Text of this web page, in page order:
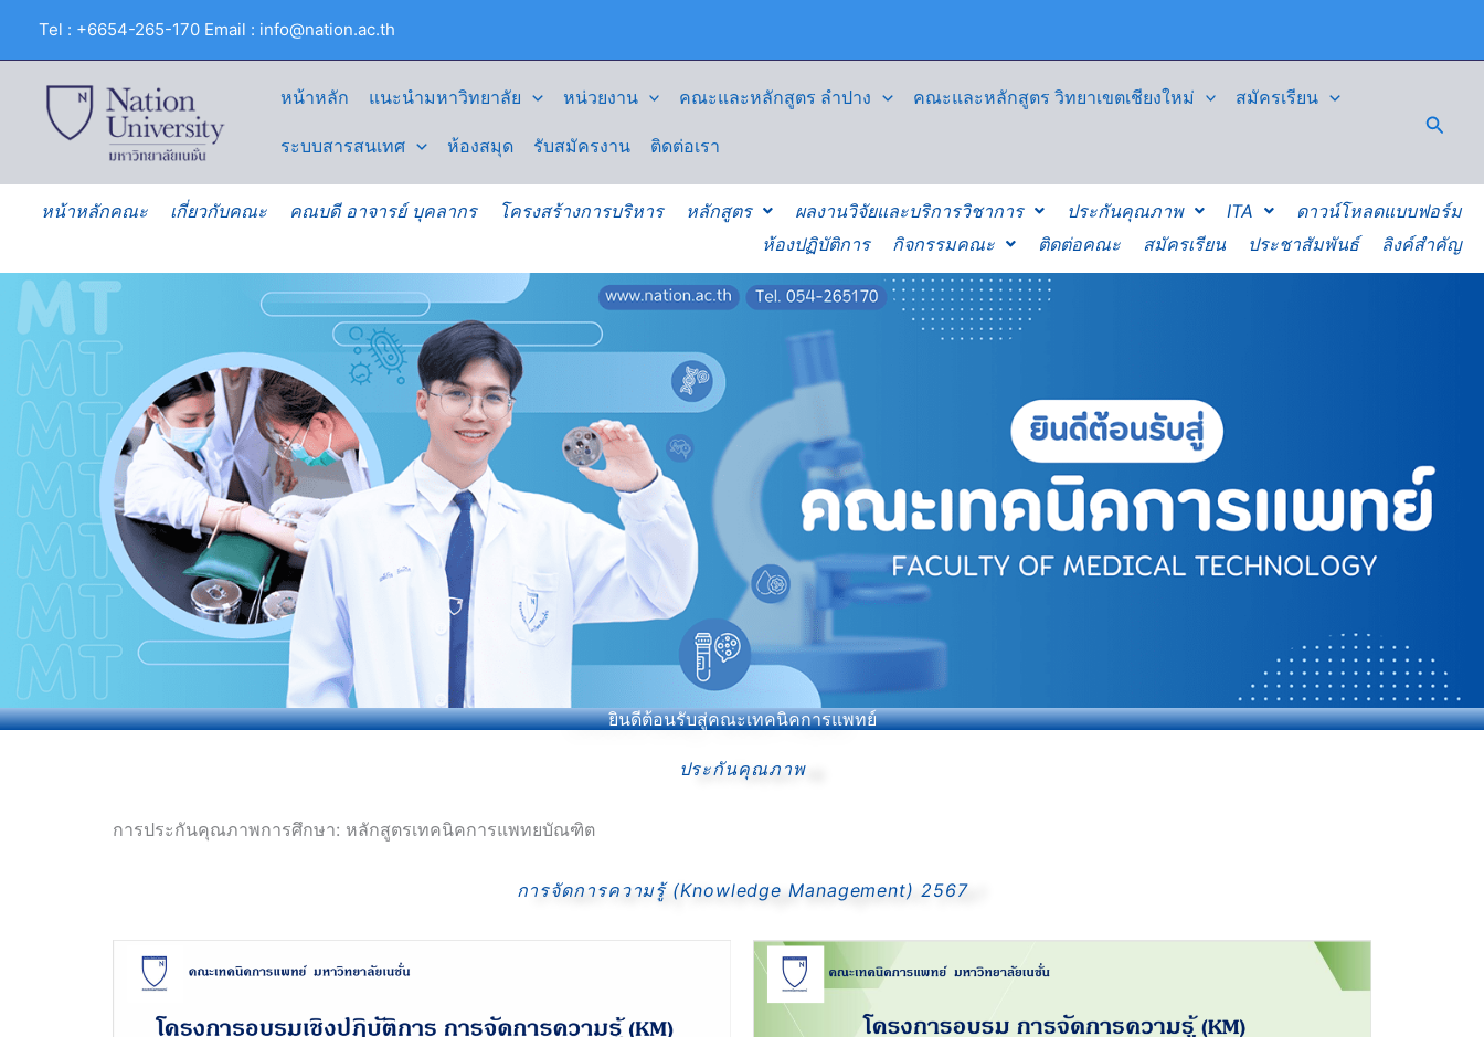
Tel : +6654-265-170 Email : info@nation.ac.th
หน้าหลัก แนะนำมหาวิทยาลัย หน่วยงาน คณะและหลักสูตร ลำปาง คณะและหลักสูตร วิทยาเขตเชียงใหม่ สมัครเรียน
ระบบสารสนเทศ ห้องสมุด รับสมัครงาน ติดต่อเรา
หน้าหลักคณะ เกี่ยวกับคณะ คณบดี อาจารย์ บุคลากร โครงสร้างการบริหาร หลักสูตร ผลงานวิจัยและบริการวิชาการ ประกันคุณภาพ ITA
ดาวน์โหลดแบบฟอร์ม
ห้องปฏิบัติการ
กิจกรรมคณะ ติดต่อคณะ สมัครเรียน ประชาสัมพันธ์ ลิงค์สำคัญ
ยินดีต้อนรับสู่คณะเทคนิคการแพทย์
ประกันคุณภาพ
การประกันคุณภาพการศึกษา: หลักสูตรเทคนิคการแพทยบัณฑิต
การจัดการความรู้ (Knowledge Management) 2567